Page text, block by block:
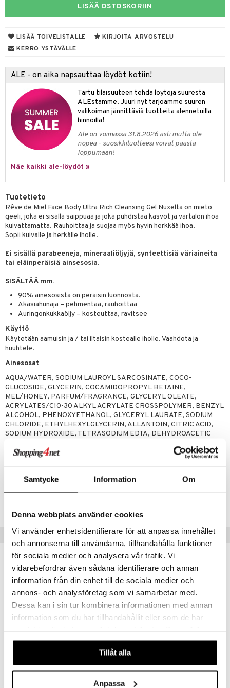
Samtycke Information Om
Denna webbplats använder cookies
Vi använder enhetsidentifierare för att anpassa innehållet
och annonserna till användarna, tillhandahålla funktioner
för sociala medier och analysera vår trafik. Vi
vidarebefordrar även sådana identifierare och annan
information från din enhet till de sociala medier och
annons- och analysföretag som vi samarbetar med.
Dessa kan i sin tur kombinera informationen med annan
information som du har tillhandahållit eller som de har
våra cookies vid fortsatt användande av vår webbplats.
Tillåt alla
Anpassa
LISÄÄ OSTOSKORIIN
LISÄÄ TOIVELISTALLE
KIRJOITA ARVOSTELU
KERRO YSTÄVÄLLE
ALE - on aika napsauttaa löydöt kotiin!
Tartu tilaisuuteen tehdä löytöjä suuresta
ALEstamme. Juuri nyt tarjoamme suuren
valikoiman jännittäviä tuotteita alennetuilla
hinnoilla!
Ale on voimassa 31.8.2026 asti mutta ole
nopea - suosikkituotteesi voivat päästä
loppumaan!
Näe kaikki ale-löydöt »
Tuotetieto
Rêve de Miel Face Body Ultra Rich Cleansing Gel Nuxelta on mieto
geeli, joka ei sisällä saippuaa ja joka puhdistaa kasvot ja vartalon ihoa
kuivattamatta. Rauhoittaa ja suojaa myös hyvin herkkää ihoa.
Sopii kuivalle ja herkälle iholle.
Ei sisällä parabeeneja, mineraaliöljyjä, synteettisiä väriaineita
tai eläinperäisiä ainsesosia.
SISÄLTÄÄ mm.
90% ainesosista on peräisin luonnosta.
Akasiahunaja – pehmentää, rauhoittaa
Auringonkukkaöljy – kosteuttaa, ravitsee
Käyttö
Käytetään aamuisin ja / tai iltaisin kostealle iholle. Vaahdota ja
huuhtele.
Ainesosat
AQUA/WATER, SODIUM LAUROYL SARCOSINATE, COCO-
GLUCOSIDE, GLYCERIN, COCAMIDOPROPYL BETAINE,
MEL/HONEY, PARFUM/FRAGRANCE, GLYCERYL OLEATE,
ACRYLATES/C10-30 ALKYL ACRYLATE CROSSPOLYMER, BENZYL
ALCOHOL, PHENOXYETHANOL, GLYCERYL LAURATE, SODIUM
CHLORIDE, ETHYLHEXYLGLYCERIN, ALLANTOIN, CITRIC ACID,
SODIUM HYDROXIDE, TETRASODIUM EDTA, DEHYDROACETIC
FRUIT EXTRACT, TOCOPHEROL, HYDROGENATED PALM
Tuotenumero
Suositut tuotteet
Saatavana useana vaihtoehtona
Take The Day Off Cleansing Balm
CLINIQUE
kampanja -20%
Saatavana useana vaihtoehtona
All About Clean Liquid Facial Soap Mild
CLINIQUE
kampanja
hoito
tarvikkeet
/ Kajaali
de cologne
de parfum
&
Lapset
Set
hoito
& saippuat
& Viikset
shave balm
de toilette
tuotteet
poisto
& saippuat
10
2: Kirkastus
3: Kosteutus
ja Vartalonhoito
ja naamiot
Huulten Hoito
Elixir
Happy
Miehille
& Soujaus
& Ihonpuhdistus
& vastauksia